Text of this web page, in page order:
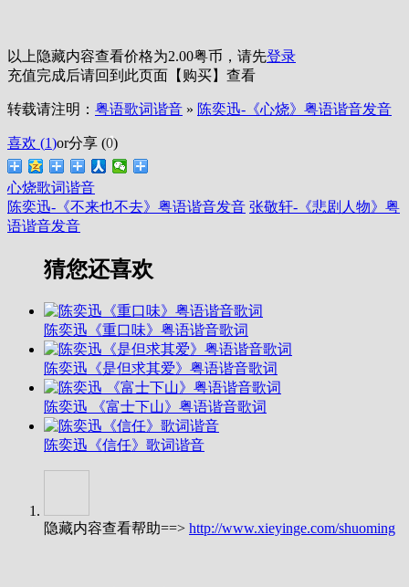
以上隐藏内容查看价格为2.00粤币，请先登录
充值完成后请回到此页面【购买】查看
转载请注明： 粤语歌词谐音 » 陈奕迅-《心烧》粤语谐音发音
喜欢 (1)or分享 (0)
心烧歌词谐音
陈奕迅-《不来也不去》粤语谐音发音 张敬轩-《悲剧人物》粤
语谐音发音
猜您还喜欢
陈奕迅《重口味》粤语谐音歌词
陈奕迅《是但求其爱》粤语谐音歌词
陈奕迅 《富士下山》粤语谐音歌词
陈奕迅《信任》歌词谐音
隐藏内容查看帮助==> http://www.xieyinge.com/shuoming